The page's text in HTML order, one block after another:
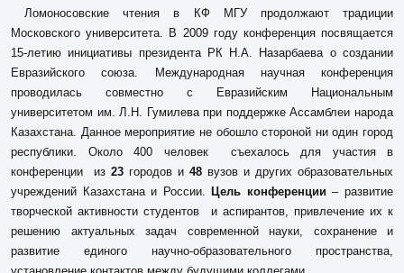
Ломоносовские чтения в КФ МГУ продолжают традиции
Московского университета. В 2009 году конференция посвящается
15-летию инициативы президента РК Н.А. Назарбаева о создании
Евразийского союза. Международная научная конференция
проводилась совместно с Евразийским Национальным
университетом им. Л.Н. Гумилева при поддержке Ассамблеи народа
Казахстана. Данное мероприятие не обошло стороной ни один город
республики. Около 400 человек съехалось для участия в
конференции из 23 городов и 48 вузов и других образовательных
учреждений Казахстана и России.Цель конференции – развитие
творческой активности студентов и аспирантов, привлечение их к
решению актуальных задач современной науки, сохранение и
развитие единого научно-образовательного пространства,